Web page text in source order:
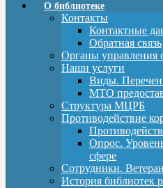
О библиотеке
Контакты
Контактные
Обратная связь
Органы управления
Наши услуги
Виды.
МТО
Структура МЦРБ
Противодействие
Опрос.
сфере
Сотрудники.
История библиотек